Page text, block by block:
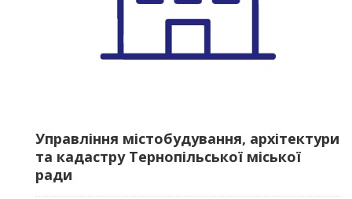
Управління містобудування, архітектури
та кадастру Тернопільської міської
ради